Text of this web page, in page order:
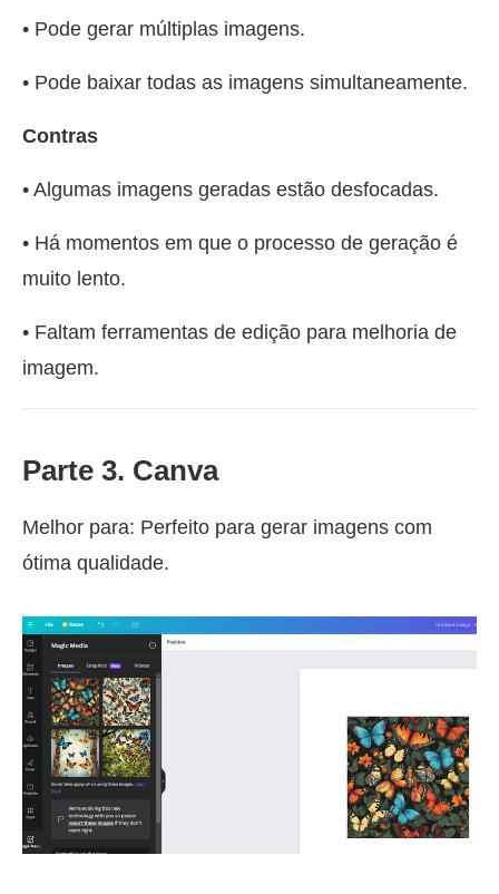
• Pode gerar múltiplas imagens.
• Pode baixar todas as imagens simultaneamente.
Contras
• Algumas imagens geradas estão desfocadas.
• Há momentos em que o processo de geração é
muito lento.
• Faltam ferramentas de edição para melhoria de
imagem.
Parte 3. Canva
Melhor para: Perfeito para gerar imagens com
ótima qualidade.